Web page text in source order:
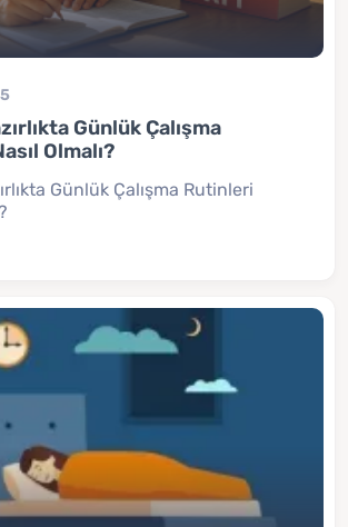
Günlük Çalışma
Olmalı?
Günlük Çalışma Rutinleri